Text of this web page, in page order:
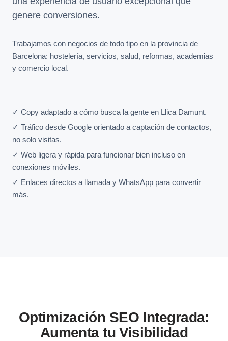
genere conversiones.
Trabajamos con negocios de todo tipo en la provincia de
Barcelona: hostelería, servicios, salud, reformas, academias
y comercio local.
✓ Copy adaptado a cómo busca la gente en Llica Damunt.
✓ Tráfico desde Google orientado a captación de contactos,
no solo visitas.
✓ Web ligera y rápida para funcionar bien incluso en
conexiones móviles.
✓ Enlaces directos a llamada y WhatsApp para convertir
más.
Optimización SEO Integrada:
Aumenta tu Visibilidad